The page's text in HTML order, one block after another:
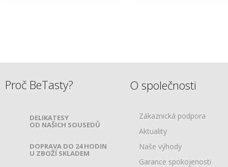
Proč BeTasty?
DELIKATESY
OD NAŠICH SOUSEDŮ
DOPRAVA DO 24 HODIN
U ZBOŽÍ SKLADEM
O společnosti
Zákaznická podpora
Aktuality
Naše výhody
Garance spokojenosti